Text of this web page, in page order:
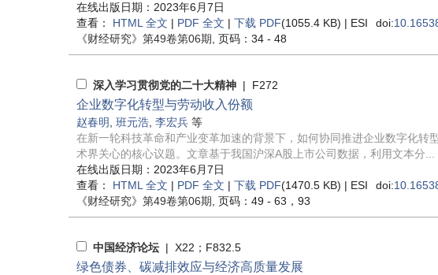
在线出版日期：2023年6月7日
查看： HTML 全文 | PDF 全文 | 下载 PDF(1055.4 KB) | ESI doi:
《财经研究》 第49卷第06期, 页码：34 - 48
深入学习贯彻党的二十大精神 | F272
企业数字化转型与劳动收入份额
赵春明, 班元浩, 李宏兵 等
在新一轮科技革命和产业变革加速的背景下，如何协同推进企业数字化转
术界关心的核心议题。文章基于我国沪深A股上市公司数据，利用文本分...
在线出版日期：2023年6月7日
查看： HTML 全文 | PDF 全文 | 下载 PDF(1470.5 KB) | ESI doi:
《财经研究》 第49卷第06期, 页码：49 - 63，93
中国经济论坛 | X22；F832.5
绿色债券、碳减排效应与经济高质量发展